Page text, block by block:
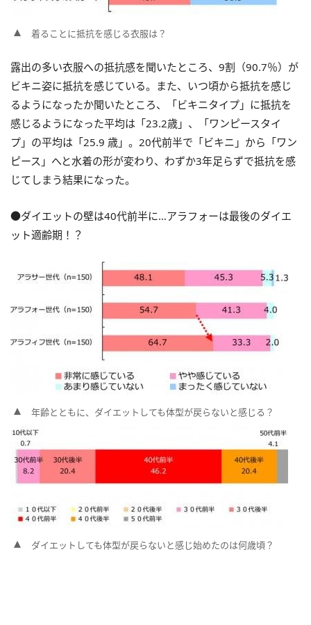
着ることに抵抗を感じる衣服は？
露出の多い衣服への抵抗感を聞いたところ、9割（90.7％）が
ビキニ姿に抵抗を感じている。また、いつ頃から抵抗を感じ
るようになったか聞いたところ、「ビキニタイプ」に抵抗を
感じるようになった平均は「23.2歳」、「ワンピースタイ
プ」の平均は「25.9 歳」。20代前半で「ビキニ」から「ワン
ピース」へと水着の形が変わり、わずか3年足らずで抵抗を感
じてしまう結果になった。
●ダイエットの壁は40代前半に…アラフォーは最後のダイエ
ット適齢期！？
年齢とともに、ダイエットしても体型が戻らないと感じる？
ダイエットしても体型が戻らないと感じ始めたのは何歳頃？